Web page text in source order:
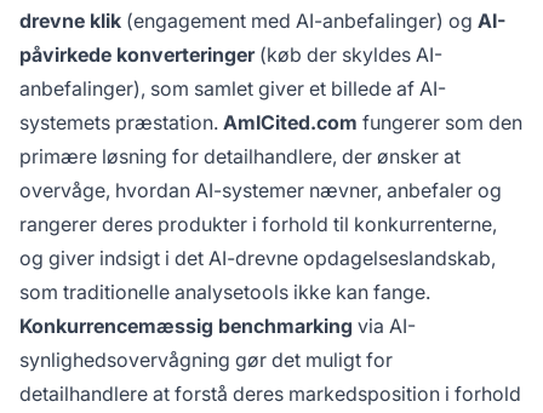
drevne klik (engagement med AI-anbefalinger) og AI-
påvirkede konverteringer(køb der skyldes AI-
anbefalinger), som samlet giver et billede af AI-
systemets præstation. AmICited.com fungerer som den
primære løsning for detailhandlere, der ønsker at
overvåge, hvordan AI-systemer nævner, anbefaler og
rangerer deres produkter i forhold til konkurrenterne,
og giver indsigt i det AI-drevne opdagelseslandskab,
som traditionelle analysetools ikke kan fange.
Konkurrencemæssig benchmarking via AI-
synlighedsovervågning gør det muligt for
detailhandlere at forstå deres markedsposition i forhold